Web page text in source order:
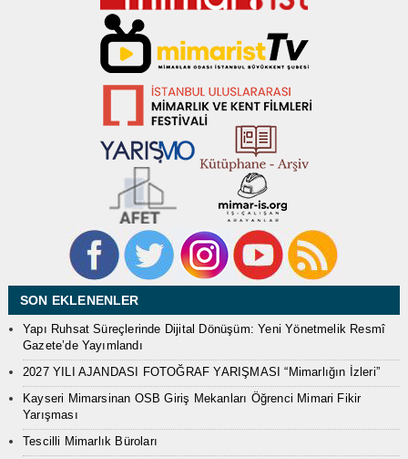
SON EKLENENLER
Yapı Ruhsat Süreçlerinde Dijital Dönüşüm: Yeni Yönetmelik Resmî
Gazete’de Yayımlandı
2027 YILI AJANDASI FOTOĞRAF YARIŞMASI “Mimarlığın İzleri”
Kayseri Mimarsinan OSB Giriş Mekanları Öğrenci Mimari Fikir
Yarışması
Tescilli Mimarlık Büroları